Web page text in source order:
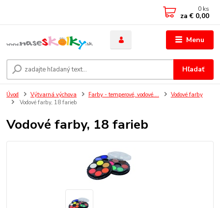
Menu
Hľadať
0 ks
za € 0,00
Úvod Výtvarná výchova Farby - temperové, vodové....
Vodové farby
Vodové farby, 18 farieb
Vodové farby, 18 farieb